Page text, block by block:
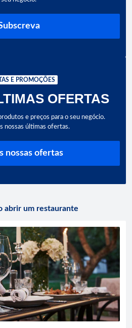
E PROMOÇÕES
OFERTAS
e preços para o seu negócio.
nossas últimas ofertas.
nossas ofertas
abrir um restaurante